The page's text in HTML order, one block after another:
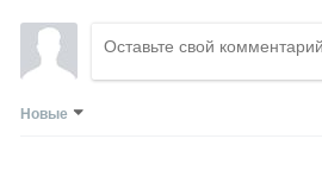
Новые